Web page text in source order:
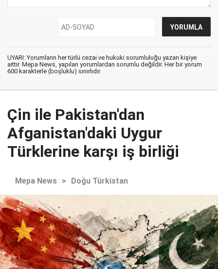
UYARI: Yorumların her türlü cezai ve hukuki sorumluluğu yazan kişiye
aittir. Mepa News, yapılan yorumlardan sorumlu değildir. Her bir yorum
600 karakterle (boşluklu) sınırlıdır.
Çin ile Pakistan'dan
Afganistan'daki Uygur
Türklerine karşı iş birliği
Mepa News > Doğu Türkistan